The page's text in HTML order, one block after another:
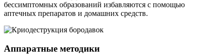
бессимптомных образований избавляются с помощью
аптечных препаратов и домашних средств.
Аппаратные методики